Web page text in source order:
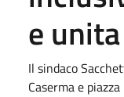
e unita
Il sindaco
Caserma e